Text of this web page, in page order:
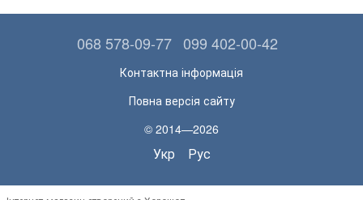
068 578-09-77 099 402-00-42
Контактна інформація
Повна версія сайту
© 2014—2026
Укр Рус